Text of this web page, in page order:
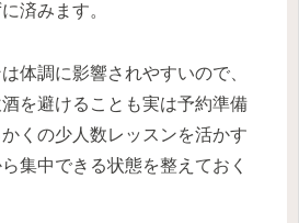
済みます。
体調に影響されやすいので、
を避けることも実は予約準備
くの少人数レッスンを活かす
集中できる状態を整えておく